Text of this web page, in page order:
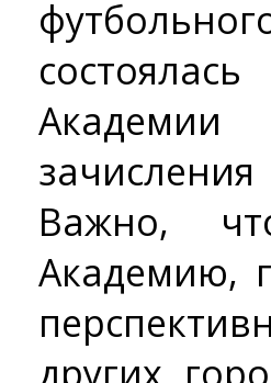
Важно,
Академию,